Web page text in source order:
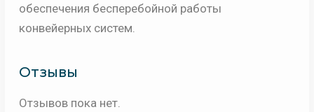
обеспечения бесперебойной работы
конвейерных систем.
Отзывы
Отзывов пока нет.